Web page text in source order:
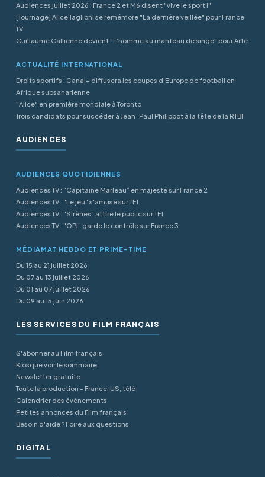
Audiences juillet 2026 : France 2 et M6 disent "vive le sport !"
[Tournage] Alice Taglioni se remémore "La dernière veillée" pour France
TV
Guillaume Gallienne devient "L’homme au manteau de singe" pour Arte
ACTUALITÉ INTERNATIONAL
Droits sportifs : Canal+ diffusera les coupes d’Europe de football en
Afrique subsaharienne
"Alice" en première mondiale à Toronto
Trois candidats pour succéder à Jean-Paul Philippot à la tête de la RTBF
AUDIENCES
AUDIENCES QUOTIDIENNES
Audiences TV : “Capitaine Marleau” en majesté sur France 2
Audiences TV : "Le jeu" s'amuse sur TF1
Audiences TV : "Sirènes" attire le public sur TF1
Audiences TV : "OPJ" garde le contrôle sur France 3
MÉDIAMAT HEBDO ET PRIME-TIME
Du 15 au 21 juillet 2026
Du 07 au 13 juillet 2026
Du 01 au 07 juillet 2026
Du 09 au 15 juin 2026
LES SERVICES DU FILM FRANÇAIS
S'abonner au Film français
Kiosque voir le sommaire
Newsletter gratuite
Toute la production - France, US, télé
Calendrier des événements
Petites annonces du Film français
Besoin d'aide ? Foire aux questions
DIGITAL